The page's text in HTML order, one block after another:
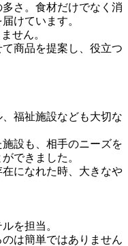
さ。食材だけでなく消
けています。
せん。
商品を提案し、役立つ
福祉施設なども大切な
設も、相手のニーズを
できました。
になれた時、大きなや
を担当。
は簡単ではありません